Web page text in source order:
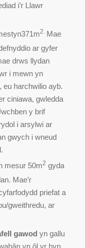
i’r Llawr
2. Mae
ar gyfer
drws llydan
i mewn yn
harchwilio ayb.
ciniawa, gwledda
y brif
i arsylwi ar
gwych i wneud
mesur 50m2 gyda
Mae’r
priefat a
gweithredu, ar
gawod yn gallu
yn ôl yr hyn